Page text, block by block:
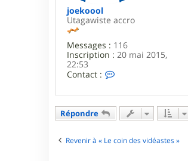
joekoool
Utagawiste accro
Messages : 116
Inscription : 20 mai 2015,
22:53
Contact :
c
e
Répondre
Revenir à « Le coin des vidéastes »